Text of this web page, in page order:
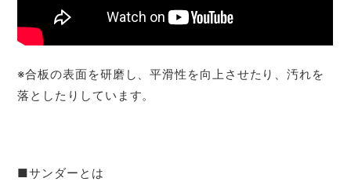
※合板の表面を研磨し、平滑性を向上させたり、汚れを
落としたりしています。
■サンダーとは